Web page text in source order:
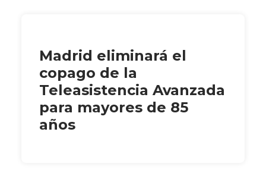
Madrid eliminará el
copago de la
Teleasistencia Avanzada
para mayores de 85
años